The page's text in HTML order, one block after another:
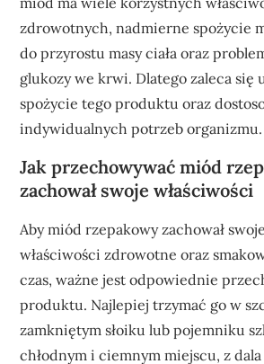
zdrowotnych, nadmierne spożycie
do przyrostu masy ciała oraz
glukozy we krwi. Dlatego zaleca się
spożycie tego produktu oraz
indywidualnych potrzeb organizmu.
Jak przechowywać miód
zachował swoje właściwości
Aby miód rzepakowy zachował
właściwości zdrowotne oraz
czas, ważne jest odpowiednie
produktu. Najlepiej trzymać go w
zamkniętym słoiku lub pojemniku
chłodnym i ciemnym miejscu, z dala